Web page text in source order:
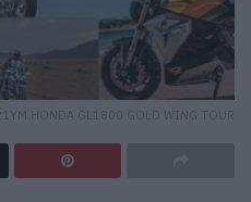
21YM HONDA GL1800 GOLD WING TOUR